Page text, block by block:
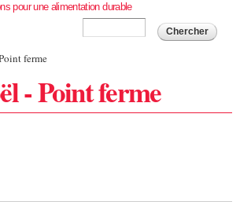
pour une alimentation durable
Formulaire de
Chercher
ferme
- Point ferme